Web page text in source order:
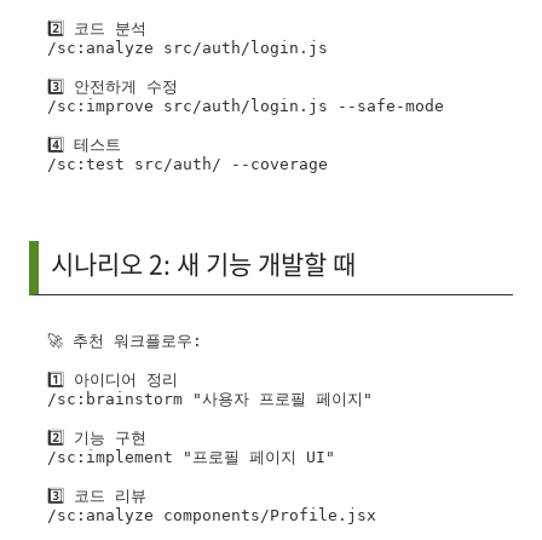
2️⃣ 코드 분석
/sc:analyze src/auth/login.js
3️⃣ 안전하게 수정
/sc:improve src/auth/login.js --safe-mode
4️⃣ 테스트
시나리오 2: 새 기능 개발할 때
🚀 추천 워크플로우:
1️⃣ 아이디어 정리
/sc:brainstorm "사용자 프로필 페이지"
2️⃣ 기능 구현
/sc:implement "프로필 페이지 UI"
3️⃣ 코드 리뷰
/sc:analyze components/Profile.jsx